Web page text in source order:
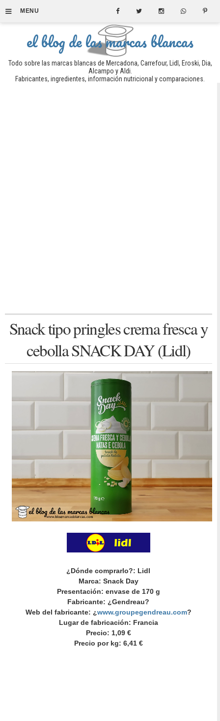
≡ MENU
el blog de las marcas blancas
Todo sobre las marcas blancas de Mercadona, Carrefour, Lidl, Eroski, Dia,
Alcampo y Aldi.
Fabricantes, ingredientes, información nutricional y comparaciones.
Snack tipo pringles crema fresca y
cebolla SNACK DAY (Lidl)
¿Dónde comprarlo?: Lidl
Marca: Snack Day
Presentación: envase de 170 g
Fabricante: ¿Gendreau?
Web del fabricante: ¿www.groupegendreau.com?
Lugar de fabricación: Francia
Precio: 1,09 €
Precio por kg: 6,41 €